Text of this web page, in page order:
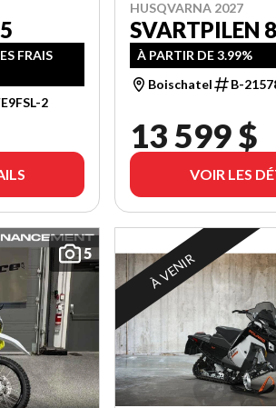
FRAIS
2
HUSQVARNA 2027
SVARTPILEN
À PARTIR DE 3.99%
Boischatel
B-
13 599 $
VOIR LES
5 À VENIR